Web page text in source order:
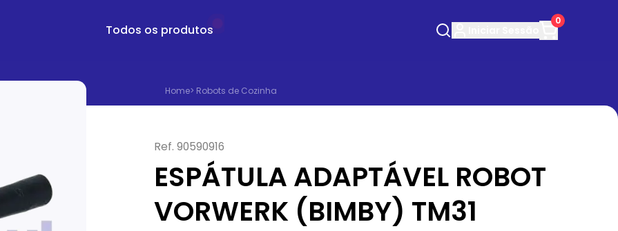
Todos os produtos
0
Home> Robots de Cozinha
Ref. 90590916
ESPÁTULA ADAPTÁVEL ROBOT
VORWERK (BIMBY) TM31